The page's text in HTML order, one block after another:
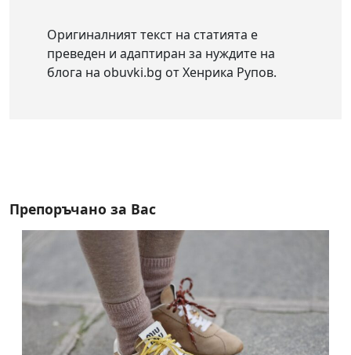
Оригиналният текст на статията е
преведен и адаптиран за нуждите на
блога на obuvki.bg от Хенрика Рупов.
Препоръчано за Вас